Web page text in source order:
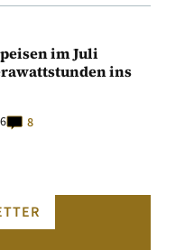
im Juli
ins
8